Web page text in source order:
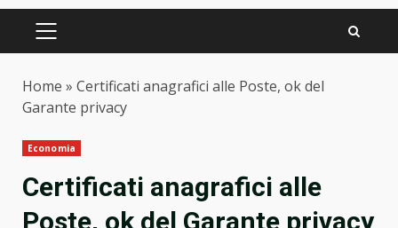
PRIMARY
Home » Certificati anagrafici alle Poste, ok del
Garante privacy
Economia
Certificati anagrafici alle
Poste, ok del Garante privacy